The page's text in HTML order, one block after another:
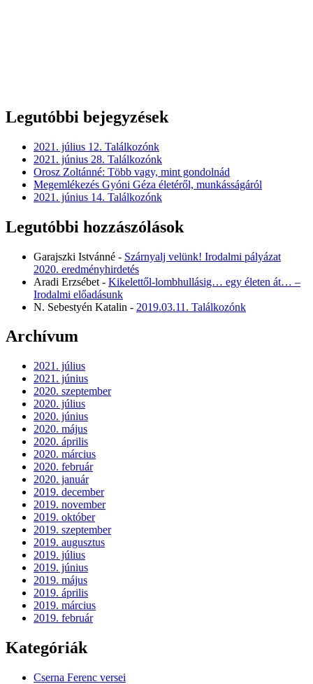
Legutóbbi bejegyzések
2021. július 12. Találkozónk
2021. június 28. Találkozónk
Orosz Zoltánné: Több vagy, mint gondolnád
Megemlékezés Gyóni Géza életéről, munkásságáról
2021. június 14. Találkozónk
Legutóbbi hozzászólások
Garajszki Istvánné - Szárnyalj velünk! Irodalmi pályázat
2020. eredményhirdetés
Aradi Erzsébet - Kikelettől-lombhullásig… egy életen át… –
Irodalmi előadásunk
N. Sebestyén Katalin - 2019.03.11. Találkozónk
Archívum
2021. július
2021. június
2020. szeptember
2020. július
2020. június
2020. május
2020. április
2020. március
2020. február
2020. január
2019. december
2019. november
2019. október
2019. szeptember
2019. augusztus
2019. július
2019. június
2019. május
2019. április
2019. március
2019. február
Kategóriák
Cserna Ferenc versei